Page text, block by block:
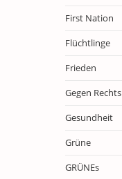
First Nation
Flüchtlinge
Frieden
Gegen Rechts
Gesundheit
Grüne
GRÜNEs